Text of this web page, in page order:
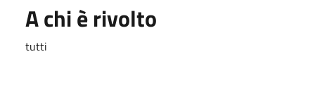
A chi è rivolto
tutti